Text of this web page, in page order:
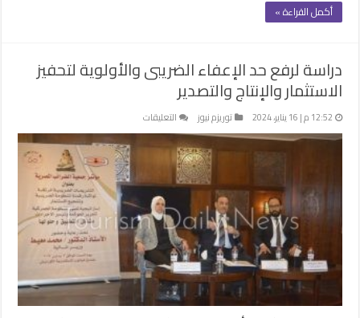
أكمل القراءة »
دراسة لرفع حد الإعفاء الضريبى والأولوية لتحفيز
الاستثمار والإنتاج والتصدير
12:52 م | 16 يناير، 2024 توريزم نيوز التعليقات
دراسة
لرفع
الإعفاء
الضريبى
والأولوية
لتحفيز
الاستثمار
والإنتاج
والتصدير